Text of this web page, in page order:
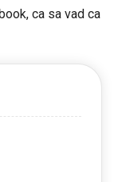
ca sa vad ca